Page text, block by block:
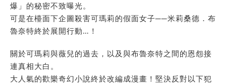
爆」的秘密不致曝光。
可是在檯面下企圖殺害可瑪莉的假面女子──米莉桑德．布
魯奈特終於展開行動…！
關於可瑪莉與薇兒的過去，以及與布魯奈特之間的恩怨接
連真相大白。
大人氣的歡樂奇幻小說終於改編成漫畫！堅決反對以下犯